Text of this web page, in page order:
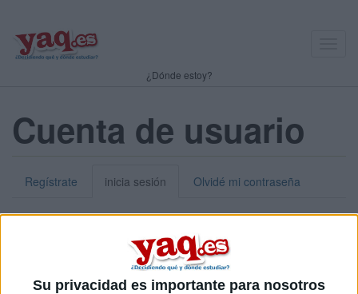
Su privacidad es importante para nosotros
¿Dónde estoy?
Cuenta de usuario
Regístrate inicia sesión Olvidé mi contraseña
Puedes iniciar sesión introduciendo tu nombre de usuario o tu
dirección de correo electrónico.